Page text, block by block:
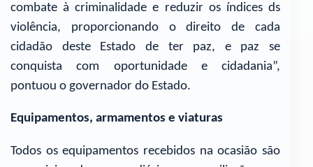
combate à criminalidade e reduzir os índices ds
violência, proporcionando o direito de cada
cidadão deste Estado de ter paz, e paz se
conquista com oportunidade e cidadania”,
pontuou o governador do Estado.
Equipamentos, armamentos e viaturas
Todos os equipamentos recebidos na ocasião são